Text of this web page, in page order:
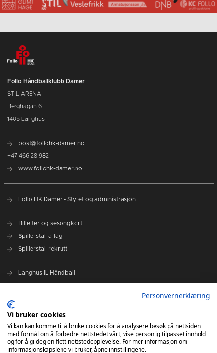
Follo Håndballklubb Damer
STIL ARENA
Berghagan 6
1405 Langhus
post@follohk-damer.no
+47 466 28 982
www.follohk-damer.no
Follo HK Damer - Styret og administrasjon
Billetter og sesongkort
Spillerstall a-lag
Spillerstall rekrutt
Langhus IL Håndball
Siggerud IL Håndball
Ski IL Håndball
Follo HK
Personvernerklæring
Vi bruker cookies
Vi kan kan komme til å bruke cookies for å analysere besøk på nettsiden,
med formål om å forbedre nettstedet vårt, vise personlig tilpasset innhold
og for å gi deg en flott nettstedopplevelse. For mer informasjon om
informasjonskapslene vi bruker, åpne innstillingene.